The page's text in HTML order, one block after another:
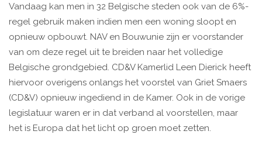
Vandaag kan men in 32 Belgische steden ook van de 6%-
regel gebruik maken indien men een woning sloopt en
opnieuw opbouwt. NAV en Bouwunie zijn er voorstander
van om deze regel uit te breiden naar het volledige
Belgische grondgebied. CD&V Kamerlid Leen Dierick heeft
hiervoor overigens onlangs het voorstel van Griet Smaers
(CD&V) opnieuw ingediend in de Kamer. Ook in de vorige
legislatuur waren er in dat verband al voorstellen, maar
het is Europa dat het licht op groen moet zetten.